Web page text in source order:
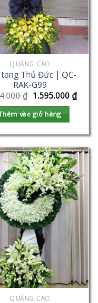
QUẢNG CÁO
tang Thủ Đức | QC-
RAK-G99
₫ 1.595.000 ₫
vào giỏ hàng
QUẢNG CÁO